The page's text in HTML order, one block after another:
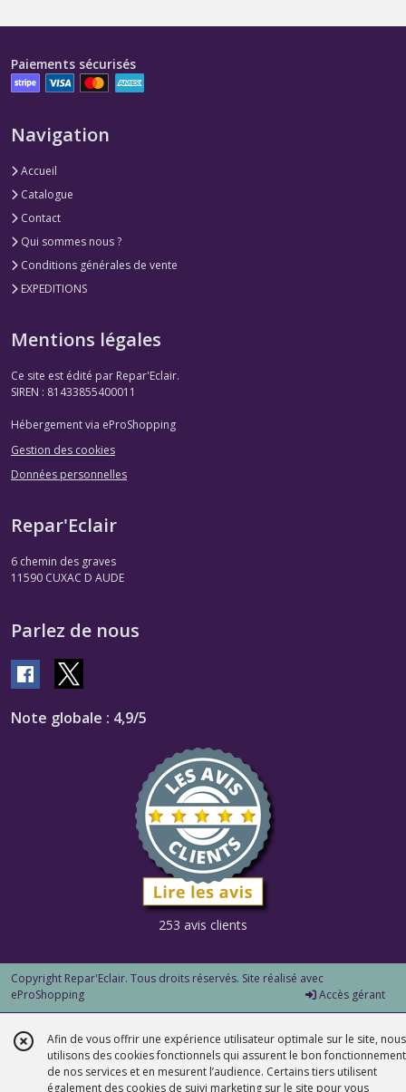
Paiements sécurisés
Navigation
Accueil
Catalogue
Contact
Qui sommes nous ?
Conditions générales de vente
EXPEDITIONS
Mentions légales
Ce site est édité par Repar'Eclair.
SIREN : 81433855400011
Hébergement via eProShopping
Gestion des cookies
Données personnelles
Repar'Eclair
6 chemin des graves
11590 CUXAC D AUDE
Parlez de nous
Note globale : 4,9/5
253 avis clients
Copyright Repar'Eclair. Tous droits réservés. Site réalisé avec
eProShopping
Accès gérant
Afin de vous offrir une expérience utilisateur optimale sur le site, nous
utilisons des cookies fonctionnels qui assurent le bon fonctionnement
de nos services et en mesurent l’audience. Certains tiers utilisent
également des cookies de suivi marketing sur le site pour vous